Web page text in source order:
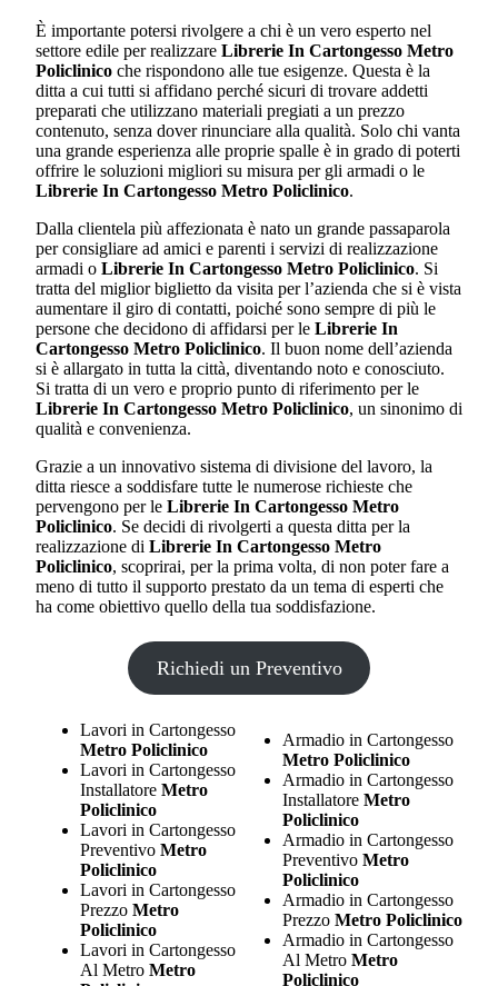
È importante potersi rivolgere a chi è un vero esperto nel
settore edile per realizzare Librerie In Cartongesso Metro
Policlinico che rispondono alle tue esigenze. Questa è la
ditta a cui tutti si affidano perché sicuri di trovare addetti
preparati che utilizzano materiali pregiati a un prezzo
contenuto, senza dover rinunciare alla qualità. Solo chi vanta
una grande esperienza alle proprie spalle è in grado di poterti
offrire le soluzioni migliori su misura per gli armadi o le
Librerie In Cartongesso Metro Policlinico.
Dalla clientela più affezionata è nato un grande passaparola
per consigliare ad amici e parenti i servizi di realizzazione
armadi o Librerie In Cartongesso Metro Policlinico. Si
tratta del miglior biglietto da visita per l’azienda che si è vista
aumentare il giro di contatti, poiché sono sempre di più le
persone che decidono di affidarsi per le Librerie In
Cartongesso Metro Policlinico. Il buon nome dell’azienda
si è allargato in tutta la città, diventando noto e conosciuto.
Si tratta di un vero e proprio punto di riferimento per le
Librerie In Cartongesso Metro Policlinico, un sinonimo di
qualità e convenienza.
Grazie a un innovativo sistema di divisione del lavoro, la
ditta riesce a soddisfare tutte le numerose richieste che
pervengono per le Librerie In Cartongesso Metro
Policlinico. Se decidi di rivolgerti a questa ditta per la
realizzazione di Librerie In Cartongesso Metro
Policlinico, scoprirai, per la prima volta, di non poter fare a
meno di tutto il supporto prestato da un tema di esperti che
ha come obiettivo quello della tua soddisfazione.
Richiedi un Preventivo
Lavori in Cartongesso
Metro Policlinico
Lavori in Cartongesso
Installatore Metro
Policlinico
Lavori in Cartongesso
Preventivo Metro
Policlinico
Lavori in Cartongesso
Prezzo Metro
Policlinico
Lavori in Cartongesso
Al Metro Metro
Armadio in Cartongesso
Metro Policlinico
Armadio in Cartongesso
Installatore Metro
Policlinico
Armadio in Cartongesso
Preventivo Metro
Policlinico
Armadio in Cartongesso
Prezzo Metro Policlinico
Armadio in Cartongesso
Al Metro Metro
Policlinico